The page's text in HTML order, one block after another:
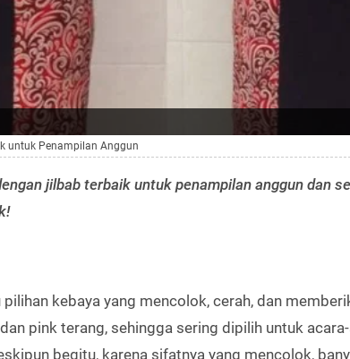
untuk Penampilan Anggun
jilbab terbaik untuk penampilan anggun dan
kebaya yang mencolok, cerah, dan
pink terang, sehingga sering dipilih untuk
begitu, karena sifatnya yang mencolok,